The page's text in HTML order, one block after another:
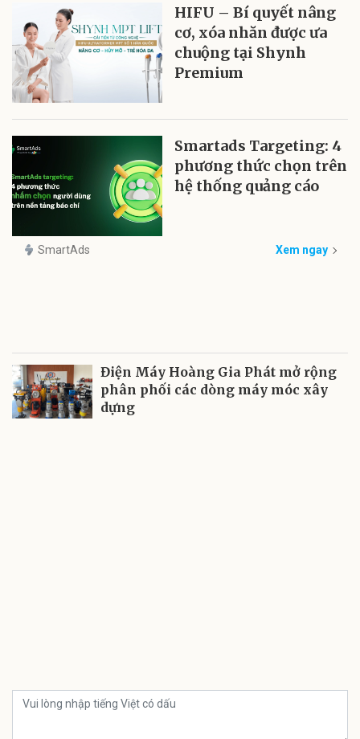
HIFU – Bí quyết nâng
cơ, xóa nhăn được ưa
chuộng tại Shynh
Premium
Smartads Targeting: 4
phương thức chọn trên
hệ thống quảng cáo
SmartAds Xem ngay
Điện Máy Hoàng Gia Phát mở rộng
phân phối các dòng máy móc xây
dựng